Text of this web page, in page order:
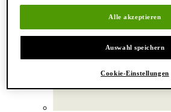
Entdecken Sie Hand & Körper
Alle akzeptieren
Auswahl speichern
Cookie-Einstellungen